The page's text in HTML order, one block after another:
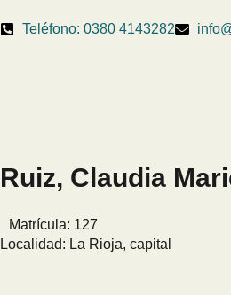
Teléfono: 0380 4143282
Ruiz, Claudia
Matrícula: 127
Localidad: La Rioja, capital